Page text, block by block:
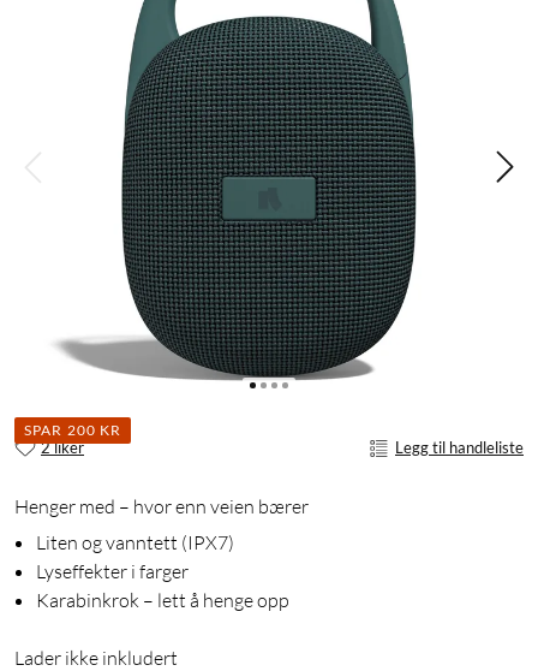
SPAR 200 KR
2 liker Legg til handleliste
Henger med – hvor enn veien bærer
Liten og vanntett (IPX7)
Lyseffekter i farger
Karabinkrok – lett å henge opp
Lader ikke inkludert